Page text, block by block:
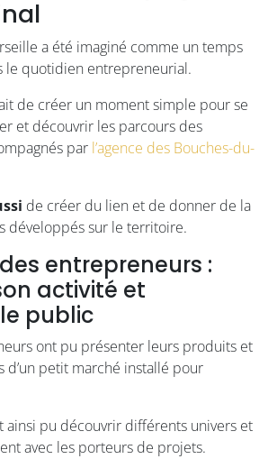
a été imaginé comme un temps
le quotidien entrepreneurial.
de créer un moment simple pour se
et découvrir les parcours des
par l’agence des Bouches-du-
de créer du lien et de donner de la
développés sur le territoire.
entrepreneurs :
activité et
public
ont pu présenter leurs produits et
d’un petit marché installé pour
ainsi pu découvrir différents univers et
avec les porteurs de projets.